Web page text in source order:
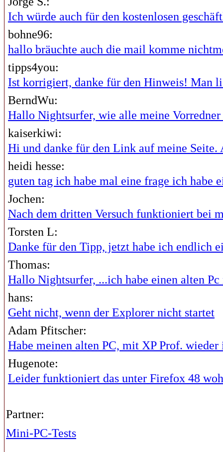
Ich würde auch für den kostenlosen
bohne96:
hallo bräuchte auch die mail komme
tipps4you:
Ist korrigiert, danke für den Hinweis! Man
BerndWu:
Hallo Nightsurfer, wie alle meine
kaiserkiwi:
Hi und danke für den Link auf meine
heidi hesse:
guten tag ich habe mal eine frage ich habe
Jochen:
Nach dem dritten Versuch funktioniert bei
Torsten L:
Danke für den Tipp, jetzt habe ich endlich
Thomas:
Hallo Nightsurfer, ...ich habe einen alten Pc
hans:
Geht nicht, wenn der Explorer nicht startet
Adam Pfitscher:
Habe meinen alten PC, mit XP Prof. wieder
Hugenote:
Leider funktioniert das unter Firefox 48
Partner:
Mini-PC-Tests